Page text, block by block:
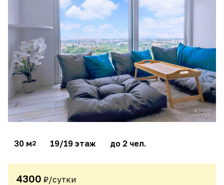
30 м2 19/19 этаж до 2 чел.
4300 ₽/сутки